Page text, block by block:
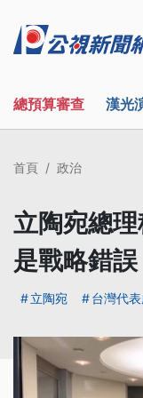
總預算審查 漢光
首頁 政治
立陶宛總
是戰略錯誤
立陶宛 台灣代